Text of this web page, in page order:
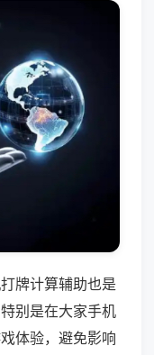
牌计算辅助也是
别是在大家手机
体验，避免影响